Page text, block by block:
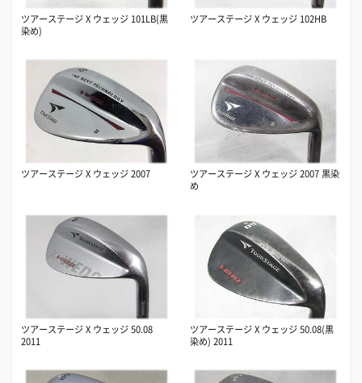
ツアーステージ X ウェッジ 101LB(黒
染め)
ツアーステージ X ウェッジ 102HB
ツアーステージ X ウェッジ 2007
ツアーステージ X ウェッジ 2007 黒染
め
ツアーステージ X ウェッジ 50.08
2011
ツアーステージ X ウェッジ 50.08(黒
染め) 2011